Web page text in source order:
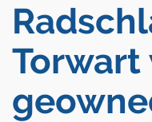
Torwart